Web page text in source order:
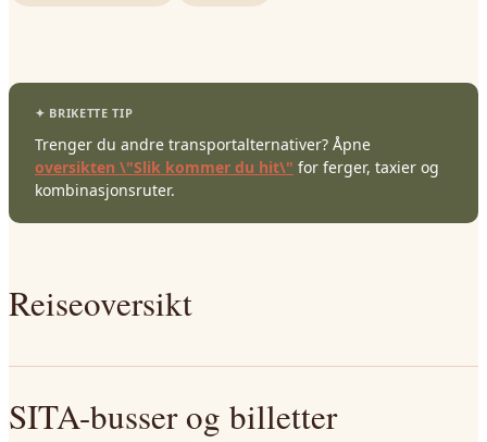
Trenger du andre transportalternativer? Åpne
oversikten \"Slik kommer du hit\" for ferger, taxier og
kombinasjonsruter.
Reiseoversikt
SITA-busser og billetter